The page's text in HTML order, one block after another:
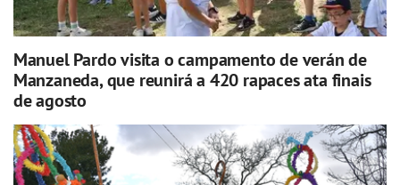
Manuel Pardo visita o campamento de verán de
Manzaneda, que reunirá a 420 rapaces ata finais
de agosto